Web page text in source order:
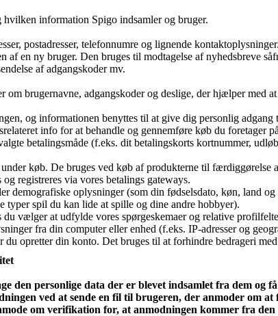
information Spigo indsamler og bruger.
postadresser, telefonnumre og lignende kontaktoplysninger.
af en ny bruger. Den bruges til modtagelse af nyhedsbreve
af adgangskoder mv.
om brugernavne, adgangskoder og deslige, der hjælper med
og informationen benyttes til at give dig personlig
info for at behandle og gennemføre køb du foretager
betalingsmåde (f.eks. dit betalingskorts kortnummer,
køb. De bruges ved køb af produkterne til færdiggørelse
registreres via vores betalings gateways.
demografiske oplysninger (som din fødselsdato, køn, land
typer spil du kan lide at spille og dine andre hobbyer).
vælger at udfylde vores spørgeskemaer og relative
fra din computer eller enhed (f.eks. IP-adresser og
du opretter din konto. Det bruges til at forhindre bedrageri
den personlige data der er blevet indsamlet fra dem og
ved at sende en fil til brugeren, der anmoder om
om verifikation for, at anmodningen kommer fra den